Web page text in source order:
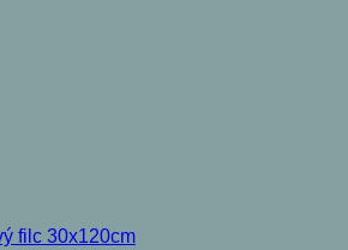
filc 30x120cm